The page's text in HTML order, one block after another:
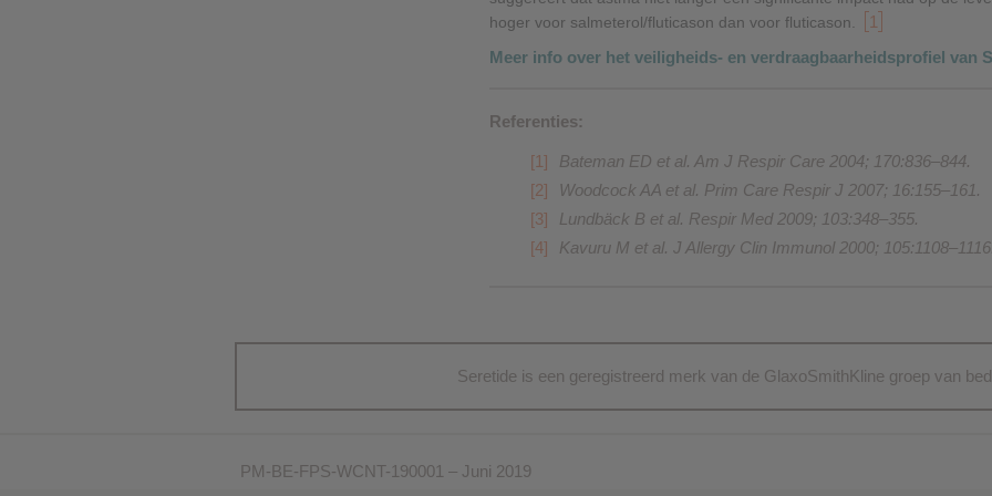
hoger voor salmeterol/fluticason dan voor fluticason.
1
Meer info over het veiligheids- en verdraagbaarheidsprofiel van
Referenties:
Bateman ED et al. Am J Respir Care 2004; 170:836–844.
Woodcock AA et al. Prim Care Respir J 2007; 16:155–161.
Lundbäck B et al. Respir Med 2009; 103:348–355.
Kavuru M et al. J Allergy Clin Immunol 2000; 105:1108–1116.
Seretide is een geregistreerd merk van de GlaxoSmithKline groep van
PM-BE-FPS-WCNT-190001 – Juni 2019